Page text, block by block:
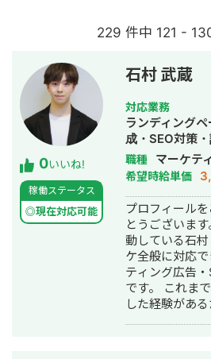
229 件中 121 -
0いいね!
稼働ステータス
◎現在対応可能
石村 武蔵
対応業務
ランディング
成・SEO対策
ィング・ホーム
ナー制作・デザ
作成・リスティ
ウンドメディ
職種 マーケテ
希望時給単価
プロフィール
とうございます。 個人事業主とし
動している石村と申
ケ全般に対応
ティング広告
です。 これまで、複数の事業を収益化
した経験があ